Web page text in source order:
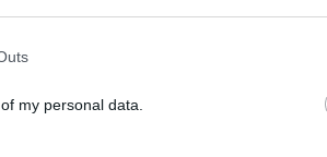
my personal data.
για τα μέλη της τέως βασιλικής οικογένειας,
το επίθετο Ντε Γκρες. Τα τελευταία